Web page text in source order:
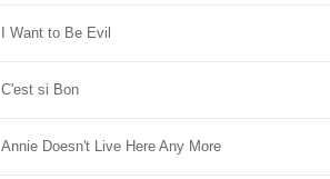
I Want to Be Evil
C'est si Bon
Annie Doesn't Live Here Any More